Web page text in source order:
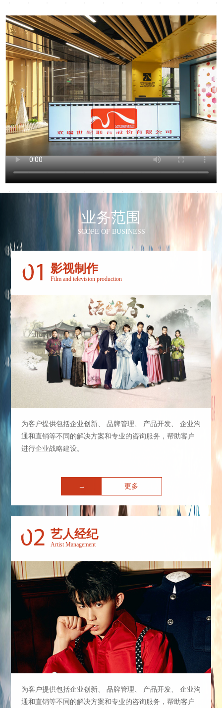
业务范围
SCOPE OF BUSINESS
影视制作
Film and television production
为客户提供包括企业创新、 品牌管理、 产品开发、 企业沟
通和直销等不同的解决方案和专业的咨询服务，帮助客户
进行企业战略建设。
更多
→
艺人经纪
Artist Management
为客户提供包括企业创新、 品牌管理、 产品开发、 企业沟
通和直销等不同的解决方案和专业的咨询服务，帮助客户